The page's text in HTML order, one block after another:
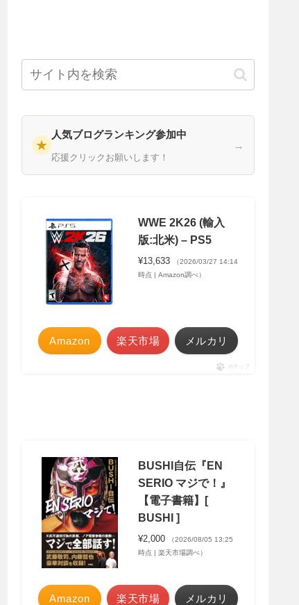
★
人気ブログランキング参加中
応援クリックお願いします！
→
WWE 2K26 (輸入
版:北米) – PS5
¥13,633
（2026/03/27 14:14
時点 | Amazon調べ）
Amazon 楽天市場 メルカリ
ポチップ
BUSHI自伝『EN
SERIO マジで！』
【電子書籍】[
BUSHI ]
¥2,000
（2026/08/05 13:25
時点 | 楽天市場調べ）
Amazon 楽天市場 メルカリ